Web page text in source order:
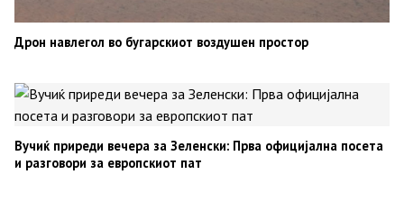
Дрон навлегол во бугарскиот воздушен простор
Вучиќ приреди вечера за Зеленски: Прва официјална посета
и разговори за европскиот пат